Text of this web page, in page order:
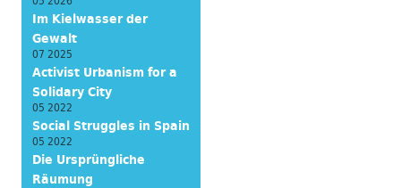
Im Kielwasser der
Gewalt
07 2025
Activist Urbanism for a
Solidary City
05 2022
Social Struggles in Spain
05 2022
Die Ursprüngliche
Räumung